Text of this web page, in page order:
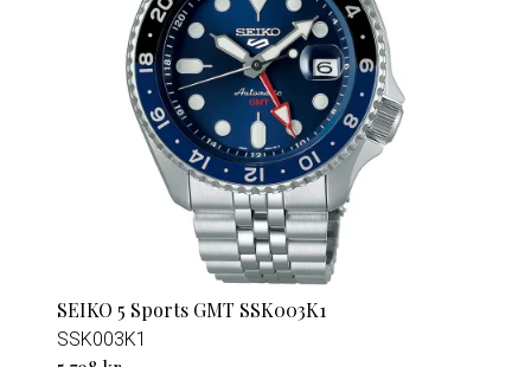
SEIKO 5 Sports GMT SSK003K1
SSK003K1